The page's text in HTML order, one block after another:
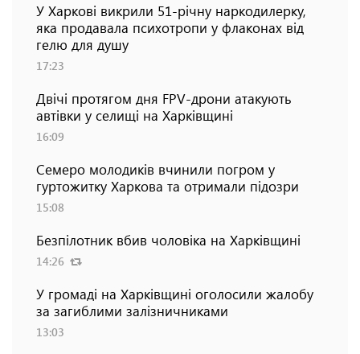
У Харкові викрили 51-річну наркодилерку,
яка продавала психотропи у флаконах від
гелю для душу
17:23
Двічі протягом дня FPV-дрони атакують
автівки у селищі на Харківщині
16:09
Семеро молодиків вчинили погром у
гуртожитку Харкова та отримали підозри
15:08
Безпілотник вбив чоловіка на Харківщині
14:26
У громаді на Харківщині оголосили жалобу
за загиблими залізничниками
13:03